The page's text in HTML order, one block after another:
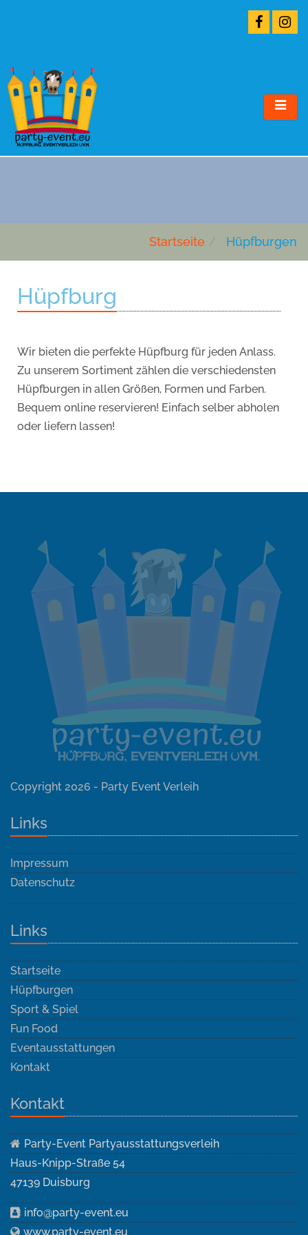
HÜPFBURGEN
Startseite Hüpfburgen
Hüpfburg
Wir bieten die perfekte Hüpfburg für jeden Anlass.
Zu unserem Sortiment zählen die verschiedensten
Hüpfburgen in allen Größen, Formen und Farben.
Bequem online reservieren! Einfach selber abholen
oder liefern lassen!
Copyright 2026 - Party Event Verleih
Links
Impressum
Datenschutz
Links
Startseite
Hüpfburgen
Sport & Spiel
Fun Food
Eventausstattungen
Kontakt
Kontakt
Party-Event Partyausstattungsverleih
Haus-Knipp-Straße 54
47139 Duisburg
info@party-event.eu
www.party-event.eu